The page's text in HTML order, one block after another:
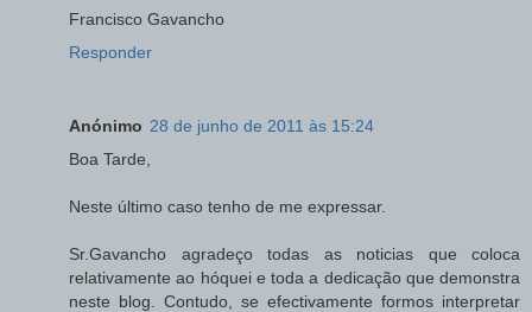
Francisco Gavancho
Responder
Anónimo 28 de junho de 2011 às 15:24
Boa Tarde,
Neste último caso tenho de me expressar.
Sr.Gavancho agradeço todas as noticias que coloca
relativamente ao hóquei e toda a dedicação que demonstra
neste blog. Contudo, se efectivamente formos interpretar